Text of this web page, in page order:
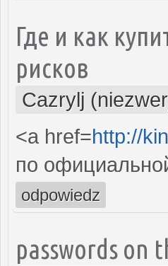
Где и как
рисков
Cazrylj
<a href=http://
по
odpowiedz
passwords on